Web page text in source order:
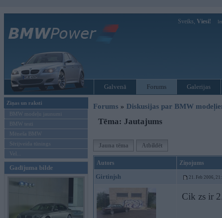
Sveiks, Viesi!
Galvenā Forums Galerijas
Ziņas un raksti
BMW modeļu jaunumi
BMW testi
Mēneša BMW
Sērijveida tūnings
Vel...
Gadījuma bilde
Forums » Diskusijas par BMW
Tēma: Jautajums
Jauna tēma Atbildēt
Autors Ziņojums
Girtinjsh 21. Feb 2006,
Cik zs ir